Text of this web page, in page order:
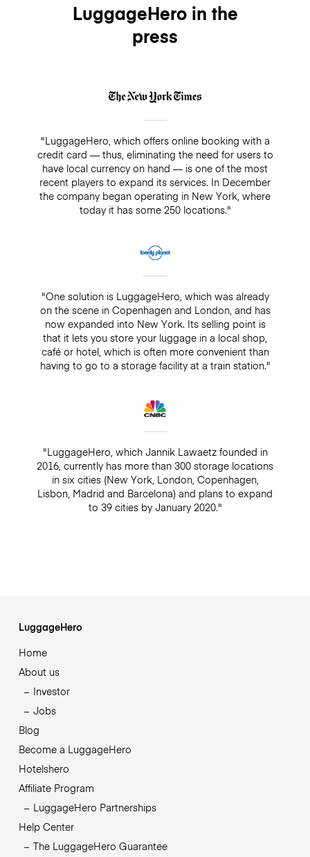
LuggageHero in the
press
"LuggageHero, which offers online booking with a
credit card — thus, eliminating the need for users to
have local currency on hand — is one of the most
recent players to expand its services. In December
the company began operating in New York, where
today it has some 250 locations."
"One solution is LuggageHero, which was already
on the scene in Copenhagen and London, and has
now expanded into New York. Its selling point is
that it lets you store your luggage in a local shop,
café or hotel, which is often more convenient than
having to go to a storage facility at a train station."
"LuggageHero, which Jannik Lawaetz founded in
2016, currently has more than 300 storage locations
in six cities (New York, London, Copenhagen,
Lisbon, Madrid and Barcelona) and plans to expand
to 39 cities by January 2020."
LuggageHero
Home
About us
Investor
Jobs
Blog
Become a LuggageHero
Hotelshero
Affiliate Program
LuggageHero Partnerships
Help Center
The LuggageHero Guarantee